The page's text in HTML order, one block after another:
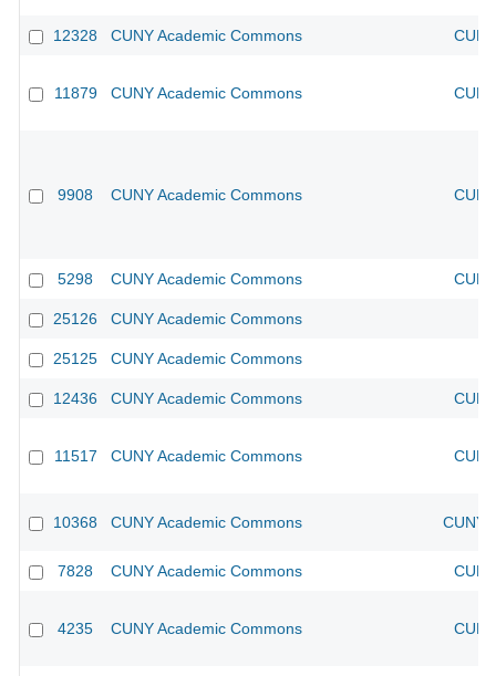
12328 CUNY Academic Commons
11879 CUNY Academic Commons
9908 CUNY Academic Commons
5298 CUNY Academic Commons
25126 CUNY Academic Commons
25125 CUNY Academic Commons
12436 CUNY Academic Commons
11517 CUNY Academic Commons
10368 CUNY Academic Commons CUNY
7828 CUNY Academic Commons
4235 CUNY Academic Commons